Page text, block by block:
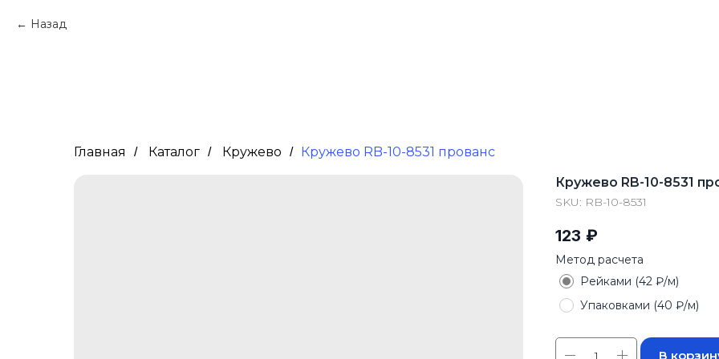
Главная / Каталог / Кружево / Кружево RB-10-8531 прованс
Назад
Кружево RB-10-8531
SKU: RB-10-8531
123 ₽
Метод расчета
Рейками (42 ₽/м)
Упаковками (40 ₽/м)
В